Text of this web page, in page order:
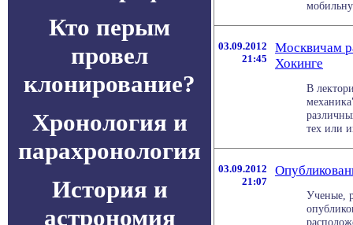
Кто перым
провел
клонирование?
Хронология и
парахронология
История и
астрономия
03.09.2012
21:45
Москвичам
Хокинге
В
тех или
03.09.2012
21:07
Ученые,